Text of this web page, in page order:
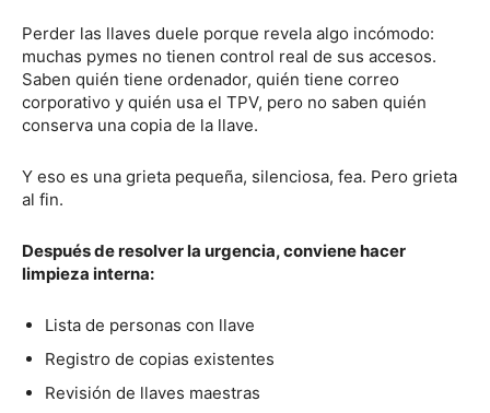
Perder las llaves duele porque revela algo incómodo:
muchas pymes no tienen control real de sus accesos.
Saben quién tiene ordenador, quién tiene correo
corporativo y quién usa el TPV, pero no saben quién
conserva una copia de la llave.
Y eso es una grieta pequeña, silenciosa, fea. Pero grieta
al fin.
Después de resolver la urgencia, conviene hacer
limpieza interna:
Lista de personas con llave
Registro de copias existentes
Revisión de llaves maestras